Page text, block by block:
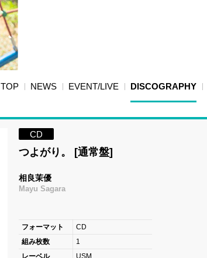
TOP NEWS EVENT/LIVE DISCOGRAPHY
CD
つよがり。 [通常盤]
相良茉優
Mayu Sagara
フォーマット
CD
組み枚数
1